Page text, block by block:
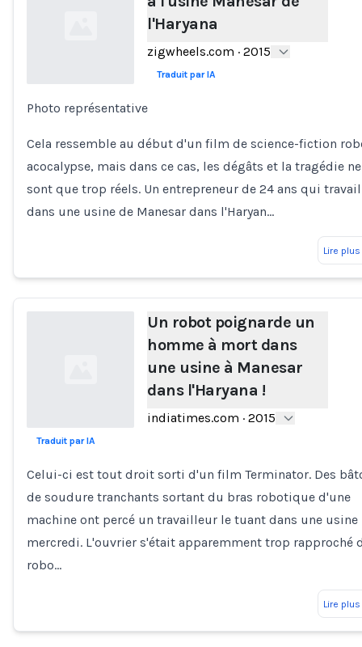
Loading...
l'Haryana
zigwheels.com · 2015
Traduit par IA
Photo représentative
Cela ressemble au début d'un film de science-fiction
acocalypse, mais dans ce cas, les dégâts et la tragédie ne
sont que trop réels. Un entrepreneur de 24 ans qui
dans une usine de Manesar dans l'Haryan…
Lire plus
Un robot poignarde un
homme à mort dans
une usine à Manesar
dans l'Haryana !
indiatimes.com · 2015
Traduit par IA
Celui-ci est tout droit sorti d'un film Terminator. Des
de soudure tranchants sortant du bras robotique d'une
machine ont percé un travailleur le tuant dans une
mercredi. L'ouvrier s'était apparemment trop rapproché
robo…
Lire plus